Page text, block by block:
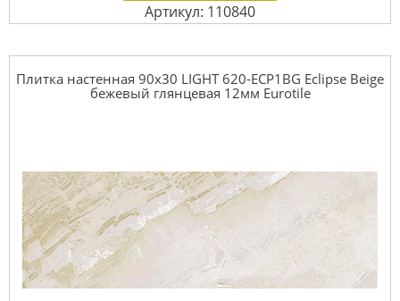
Артикул: 110840
Плитка настенная 90x30 LIGHT 620-ECP1BG Eclipse Beige
бежевый глянцевая 12мм Eurotile